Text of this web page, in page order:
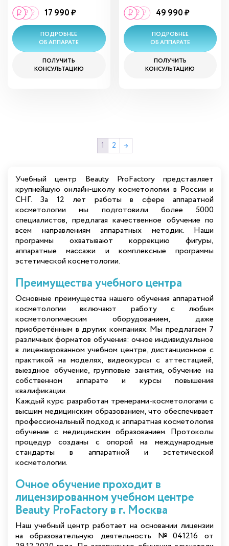
17 990 ₽
ПОДРОБНЕЕ
ОБ АППАРАТЕ
ПОЛУЧИТЬ
КОНСУЛЬТАЦИЮ
49 990 ₽
ПОДРОБНЕЕ
ОБ АППАРАТЕ
ПОЛУЧИТЬ
КОНСУЛЬТАЦИЮ
1 2 →
Учебный центр Beauty ProFactory представляет
крупнейшую онлайн-школу косметологии в России и
СНГ. За 12 лет работы в сфере аппаратной
косметологии мы подготовили более 5000
специалистов, предлагая качественное обучение по
всем направлениям аппаратных методик. Наши
программы охватывают коррекцию фигуры,
аппаратные массажи и комплексные программы
эстетической косметологии.
Преимущества учебного центра
Основные преимущества нашего обучения аппаратной
косметологии включают работу с любым
косметологическим оборудованием, даже
приобретённым в других компаниях. Мы предлагаем 7
различных форматов обучения: очное индивидуальное
в лицензированном учебном центре, дистанционное с
практикой на моделях, видеокурсы с аттестацией,
выездное обучение, групповые занятия, обучение на
собственном аппарате и курсы повышения
квалификации.
Каждый курс разработан тренерами-косметологами с
высшим медицинским образованием, что обеспечивает
профессиональный подход к аппаратная косметология
обучение с медицинским образованием. Протоколы
процедур созданы с опорой на международные
стандарты в аппаратной и эстетической
косметологии.
Очное обучение проходит в
лицензированном учебном центре
Beauty ProFactory в г. Москва
Наш учебный центр работает на основании лицензии
на образовательную деятельность №041216 от